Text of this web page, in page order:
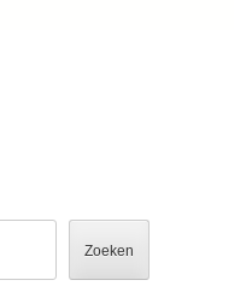
Zoeken